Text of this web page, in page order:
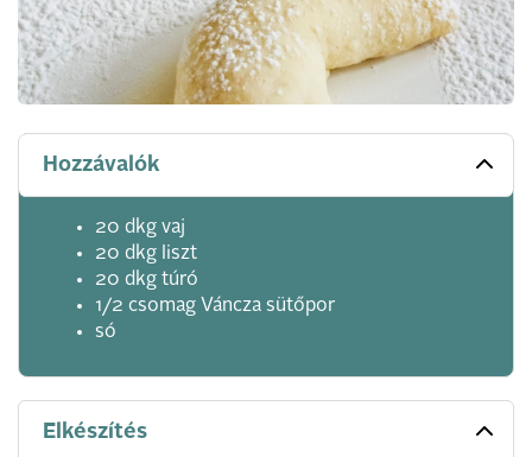
Hozzávalók
20 dkg vaj
20 dkg liszt
20 dkg túró
1/2 csomag Váncza sütőpor
só
Elkészítés